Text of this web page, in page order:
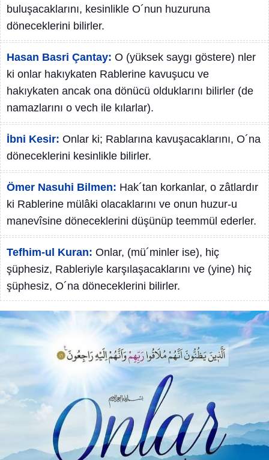
buluşacaklarını, kesinlikle O´nun huzuruna
döneceklerini bilirler.
Hasan Basri Çantay: O (yüksek saygı göstere) nler
ki onlar hakıykaten Rablerine kavuşucu ve
hakıykaten ancak ona dönücü olduklarını bilirler (de
namazlarını o vech ile kılarlar).
İbni Kesir: Onlar ki; Rablarına kavuşacaklarını, O´na
döneceklerini kesinlikle bilirler.
Ömer Nasuhi Bilmen: Hak´tan korkanlar, o zâtlardır
ki Rablerine mülâki olacaklarını ve onun huzur-u
manevîsine döneceklerini düşünüp teemmül ederler.
Tefhim-ul Kuran: Onlar, (mü´minler ise), hiç
şüphesiz, Rableriyle karşılaşacaklarını ve (yine) hiç
şüphesiz, O´na döneceklerini bilirler.